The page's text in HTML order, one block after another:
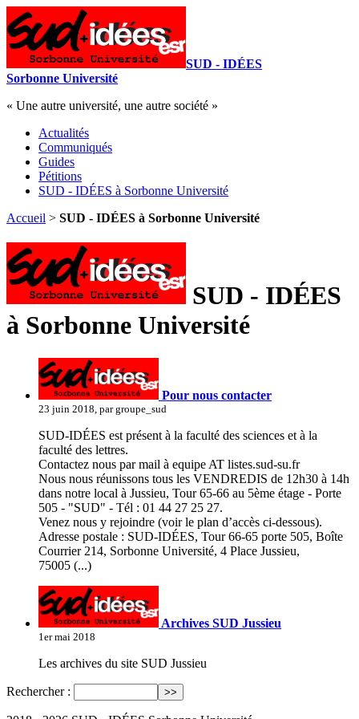
SUD - IDÉES
Sorbonne Université
« Une autre université, une autre société »
Actualités
Communiqués
Guides
Pétitions
SUD - IDÉES à Sorbonne Université
Accueil > SUD - IDÉES à Sorbonne Université
SUD - IDÉES
à Sorbonne Université
Pour nous contacter
23 juin 2018, par groupe_sud
SUD-IDÉES est présent à la faculté des sciences et à la
faculté des lettres.
Contactez nous par mail à equipe AT listes.sud-su.fr
Nous nous réunissons tous les VENDREDIS de 12h30 à 14h
dans notre local à Jussieu, Tour 65-66 au 5ème étage - Porte
505 - "SUD" - Tél : 01 44 27 25 27.
Venez nous y rejoindre (voir le plan d’accès ci-dessous).
Adresse postale : SUD-IDÉES, Tour 66-65 porte 505, Boîte
Courrier 214, Sorbonne Université, 4 Place Jussieu,
75005 (...)
Archives SUD Jussieu
1er mai 2018
Les archives du site SUD Jussieu
Rechercher :